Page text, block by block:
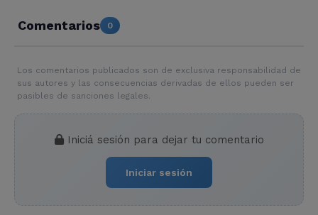
Comentarios 0
Los comentarios publicados son de exclusiva responsabilidad de
sus autores y las consecuencias derivadas de ellos pueden ser
pasibles de sanciones legales.
Iniciá sesión para dejar tu comentario
Iniciar sesión